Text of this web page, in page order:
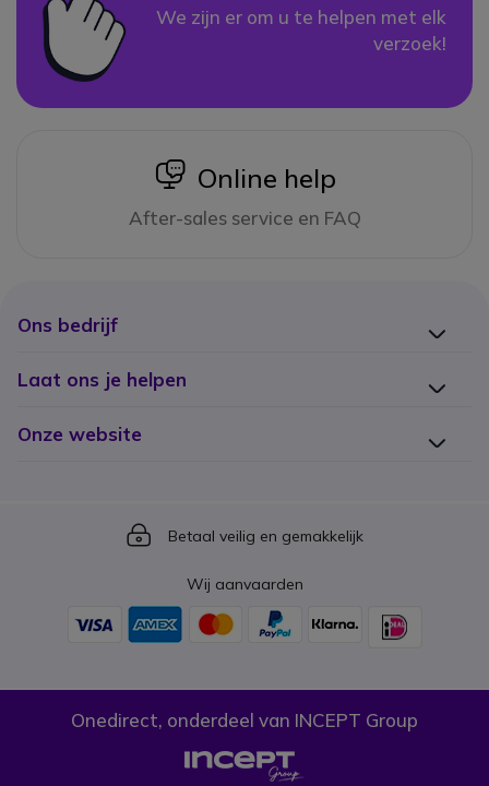
We zijn er om u te helpen met elk
verzoek!
icon
Online help
After-sales service en FAQ
Ons bedrijf
Laat ons je helpen
Onze website
Icon
Betaal veilig en gemakkelijk
Wij aanvaarden
Onedirect, onderdeel van INCEPT Group